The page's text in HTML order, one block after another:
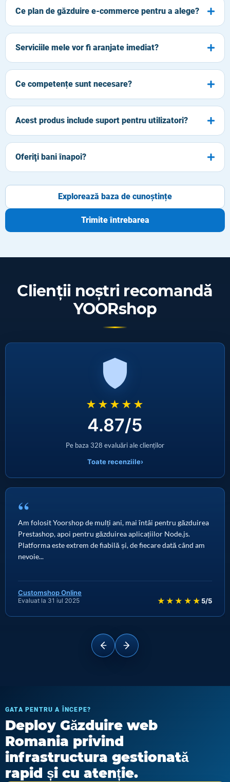
Ce plan de găzduire e-commerce pentru a alege?
Serviciile mele vor fi aranjate imediat?
Ce competențe sunt necesare?
Acest produs include suport pentru utilizatori?
Oferiţi bani înapoi?
Explorează baza de cunoștințe
Trimite întrebarea
Clienţii noştri recomandă
YOORshop
★★★★★
4.87/5
Pe baza 328 evaluări ale clienților
Toate recenziile›
“
Am folosit Yoorshop de mulți ani, mai întâi pentru găzduirea
Prestashop, apoi pentru găzduirea aplicațiilor Node.js.
Platforma este extrem de fiabilă și, de fiecare dată când am
nevoie...
Customshop Online
Evaluat la 31 iul 2025 ★★★★★ 5/5
GATA PENTRU A ÎNCEPE?
Deploy Găzduire web
Romania privind
infrastructura gestionată
rapid și cu atenție.